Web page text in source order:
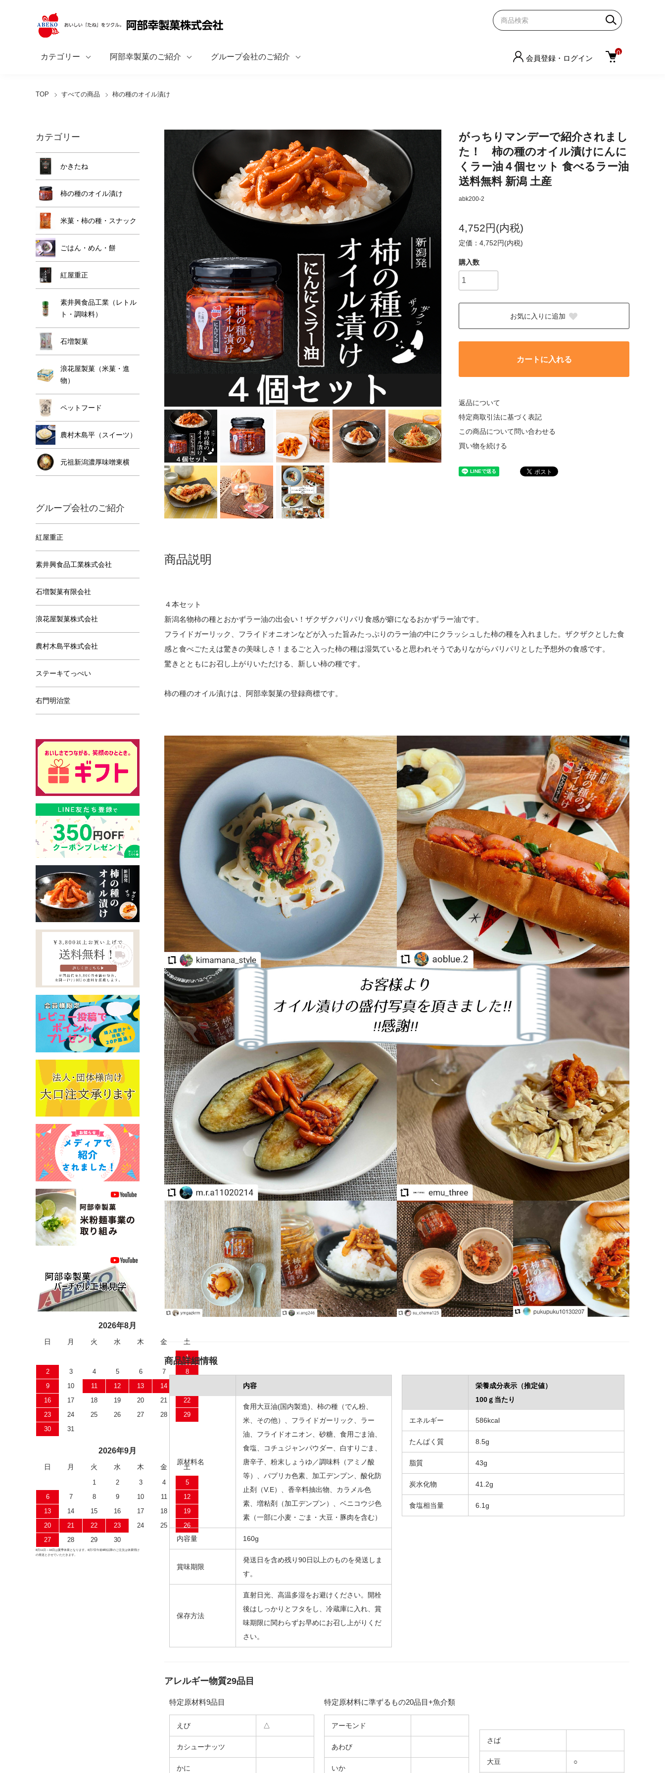
カテゴリー 阿部幸製菓のご紹介 グループ会社のご紹介 会員登録・ログイン
0
TOP すべての商品 柿の種のオイル漬け
がっちりマンデーで紹介されまし
た！ 柿の種のオイル漬けにんに
くラー油４個セット 食べるラー油
送料無料 新潟 土産
abk200-2
4,752円(内税)
定価：4,752円(内税)
購入数
お気に入りに追加
カートに入れる
返品について
特定商取引法に基づく表記
この商品について問い合わせる
買い物を続ける
商品説明
４本セット
新潟名物柿の種とおかずラー油の出会い！ザクザクパリパリ食感が癖になるおかずラー油です。
フライドガーリック、フライドオニオンなどが入った旨みたっぷりのラー油の中にクラッシュした柿の種を入れました。ザクザクとした食
感と食べごたえは驚きの美味しさ！まるごと入った柿の種は湿気ていると思われそうでありながらパリパリとした予想外の食感です。
驚きとともにお召し上がりいただける、新しい柿の種です。
柿の種のオイル漬けは、阿部幸製菓の登録商標です。
商品詳細情報
内容
原材料名
食用大豆油(国内製造)、柿の種（でん粉、
米、その他）、フライドガーリック、ラー
油、フライドオニオン、砂糖、食用ごま油、
食塩、コチュジャンパウダー、白すりごま、
唐辛子、粉末しょうゆ／調味料（アミノ酸
等）、パプリカ色素、加工デンプン、酸化防
止剤（V.E）、香辛料抽出物、カラメル色
素、増粘剤（加工デンプン）、ベニコウジ色
素（一部に小麦・ごま・大豆・豚肉を含む）
内容量 160g
賞味期限
発送日を含め残り90日以上のものを発送しま
す。
保存方法
直射日光、高温多湿をお避けください。開栓
後はしっかりとフタをし、冷蔵庫に入れ、賞
味期限に関わらずお早めにお召し上がりくだ
さい。
栄養成分表示（推定値）
100ｇ当たり
エネルギー 586kcal
たんぱく質 8.5g
脂質 43g
炭水化物 41.2g
食塩相当量 6.1g
アレルギー物質29品目
特定原材料9品目
えび △
カシューナッツ
かに
特定原材料に準ずるもの20品目+魚介類
アーモンド
あわび
いか
さば
大豆 ○
カテゴリー
かきたね
柿の種のオイル漬け
米菓・柿の種・スナック
ごはん・めん・餅
紅屋重正
素井興食品工業（レトル
ト・調味料）
石増製菓
浪花屋製菓（米菓・進
物）
ペットフード
農村木島平（スイーツ）
元祖新潟濃厚味噌東横
グループ会社のご紹介
紅屋重正
素井興食品工業株式会社
石増製菓有限会社
浪花屋製菓株式会社
農村木島平株式会社
ステーキてっぺい
右門明治堂
2026年8月
日 月 火 水 木 金 土
1
2
3 4 5 6 7
8
9
10 11 12 13 14
16
17 18 19 20 21
22
23
24 25 26 27 28
29
30
31
2026年9月
日 月 火 水 木 金 土
1 2 3 4
5
6
7 8 9 10 11
12
13
14 15 16 17 18
19
20
21 22 23 24 25
26
27
28 29 30
8月11日～16日は夏季休業となります。8月7日午前8時以降のご注文は休業明け
の発送とさせていただきます。